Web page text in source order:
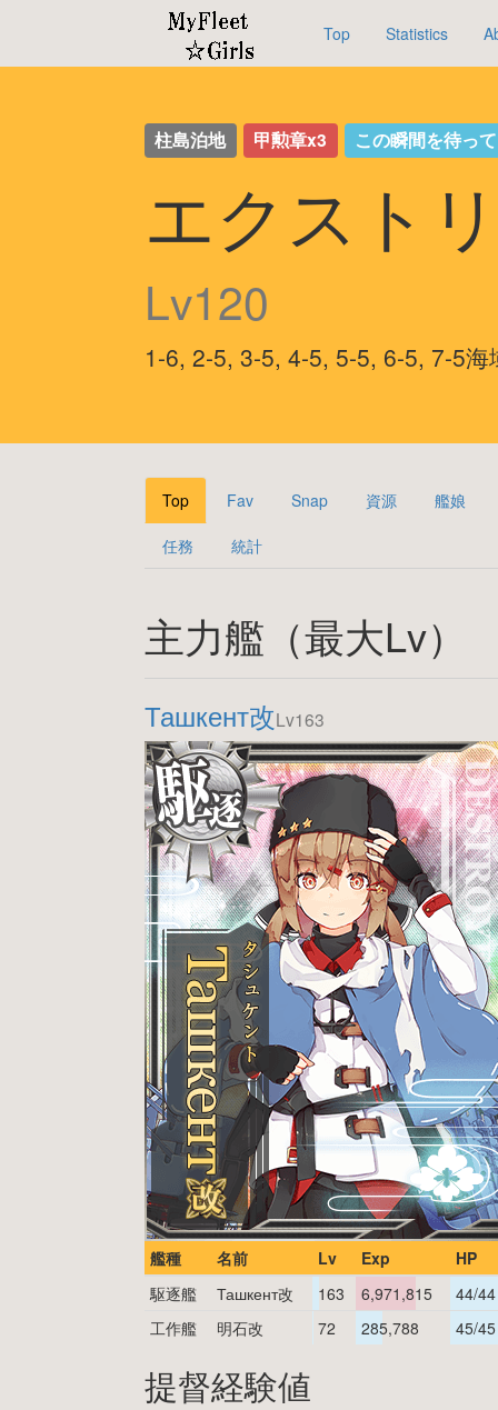
Top Statistics
柱島泊地 甲勲章x3 この瞬間を待っ
エクスト
Lv120
1-6, 2-5, 3-5, 4-5, 5-5, 6-5, 7-5海
Top Fav Snap 資源 艦娘
任務 統計
主力艦（最大Lv）
Ташкент改Lv163
艦種 名前 Lv Exp
HP
駆逐艦
Ташкент改 163 6,971,815
44/44
工作艦
明石改 72 285,788 45/45
提督経験値